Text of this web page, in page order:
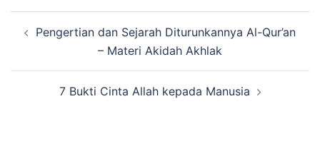
Tulisan
Pengertian dan Sejarah Diturunkannya Al-Qur’an
– Materi Akidah Akhlak
7 Bukti Cinta Allah kepada Manusia